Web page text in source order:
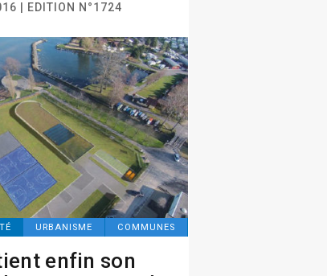
| EDITION N°1724
URBANISME COMMUNES
tient enfin son